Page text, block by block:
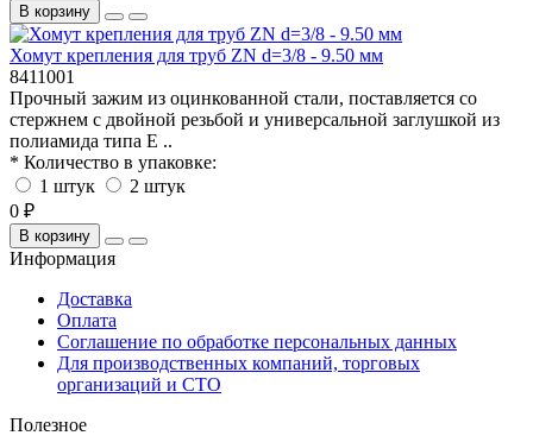
В корзину
Хомут крепления для труб ZN d=3/8 - 9.50 мм
8411001
Прочный зажим из оцинкованной стали, поставляется со
стержнем с двойной резьбой и универсальной заглушкой из
полиамида типа E ..
* Количество в упаковке:
1 штук
2 штук
0 ₽
В корзину
Информация
Доставка
Оплата
Соглашение по обработке персональных данных
Для производственных компаний, торговых
организаций и СТО
Полезное